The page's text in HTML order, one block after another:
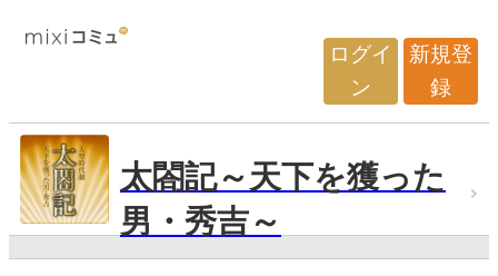
ログイ
ン
新規登
録
太閤記～天下を獲った
男・秀吉～